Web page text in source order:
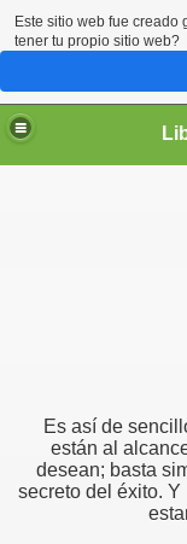
Es así de
están al
desean; basta
secreto del éxito.
Este sitio web fue creado
tener tu propio sitio web?